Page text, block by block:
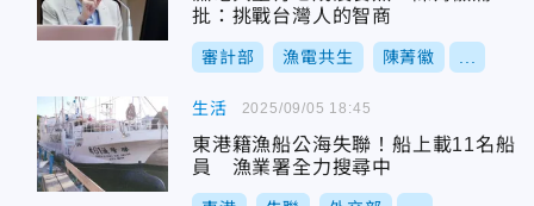
批：挑戰台灣人的智商
審計部 漁電共生 陳菁徽
生活
東港籍漁船公海失聯！船上載11名船
員 漁業署全力搜尋中
2025/09/05 18:45